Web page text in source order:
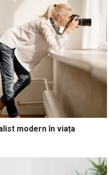
modern în viața